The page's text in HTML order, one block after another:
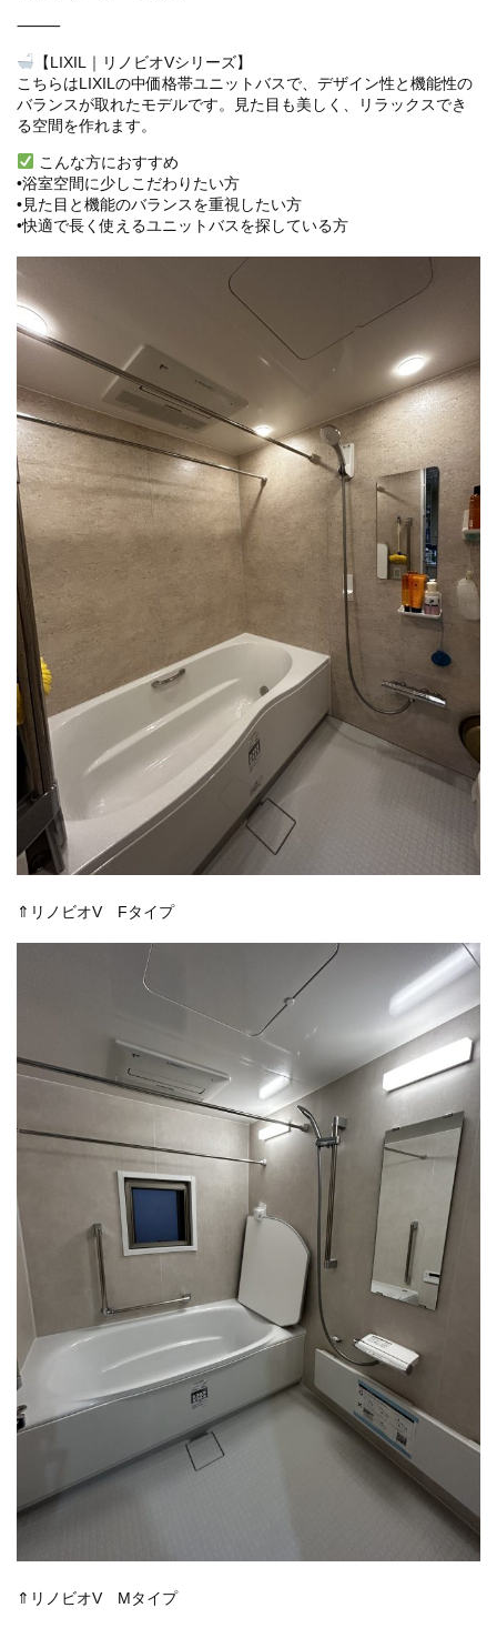
⸻
【LIXIL｜リノビオVシリーズ】
こちらはLIXILの中価格帯ユニットバスで、デザイン性と機能性の
バランスが取れたモデルです。見た目も美しく、リラックスでき
る空間を作れます。
こんな方におすすめ
•浴室空間に少しこだわりたい方
•見た目と機能のバランスを重視したい方
•快適で長く使えるユニットバスを探している方
⇑リノビオV Fタイプ
⇑リノビオV Mタイプ